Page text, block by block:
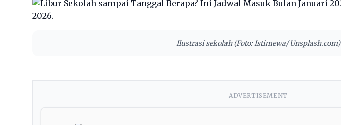
Ilustrasi sekolah (Foto: Istimewa/ Unsplash.com)
ADVERTISEMENT